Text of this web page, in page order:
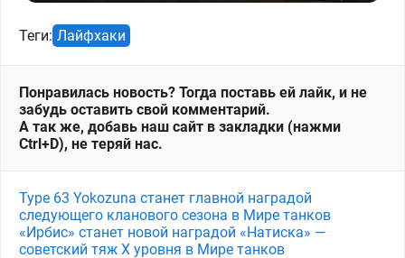
Теги: Лайфхаки
Понравилась новость? Тогда поставь ей лайк, и не
забудь оставить свой комментарий.
А так же, добавь наш сайт в закладки (нажми
Ctrl+D), не теряй нас.
Type 63 Yokozuna станет главной наградой
следующего кланового сезона в Мире танков
«Ирбис» станет новой наградой «Натиска» —
советский тяж X уровня в Мире танков